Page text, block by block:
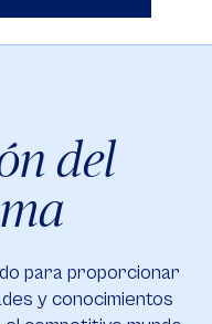
del
para proporcionar
y conocimientos